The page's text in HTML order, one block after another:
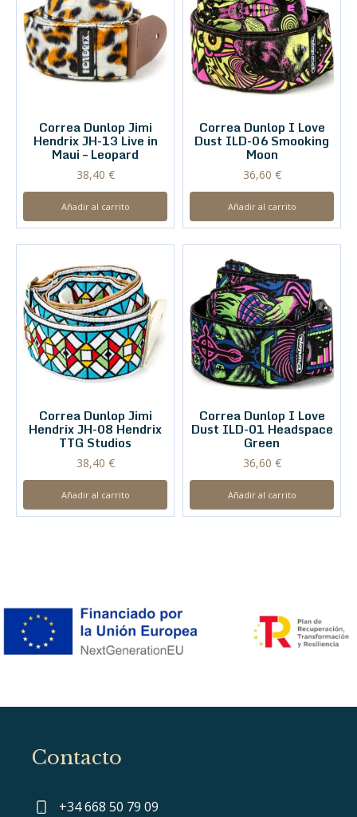
Correa Dunlop Jimi
Hendrix JH-13 Live in
Maui – Leopard
38,40 €
Añadir al carrito
Correa Dunlop I Love
Dust ILD-06 Smooking
Moon
36,60 €
Añadir al carrito
Correa Dunlop Jimi
Hendrix JH-08 Hendrix
TTG Studios
38,40 €
Añadir al carrito
Correa Dunlop I Love
Dust ILD-01 Headspace
Green
36,60 €
Añadir al carrito
Contacto
+34 668 50 79 09